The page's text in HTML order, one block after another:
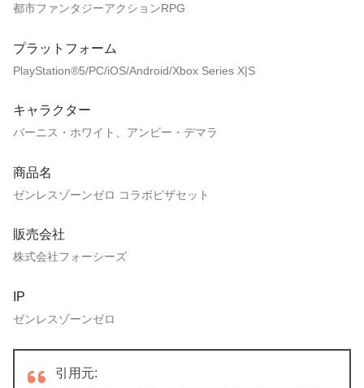
都市ファンタジーアクションRPG
プラットフォーム
PlayStation®5/PC/iOS/Android/Xbox Series X|S
キャラクター
バーニス・ホワイト、アンビー・デマラ
商品名
ゼンレスゾーンゼロ コラボピザセット
販売会社
株式会社フォーシーズ
IP
ゼンレスゾーンゼロ
引用元: